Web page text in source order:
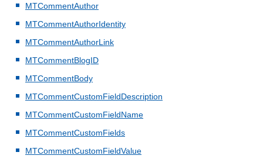
MTCommentAuthor
MTCommentAuthorIdentity
MTCommentAuthorLink
MTCommentBlogID
MTCommentBody
MTCommentCustomFieldDescription
MTCommentCustomFieldName
MTCommentCustomFields
MTCommentCustomFieldValue